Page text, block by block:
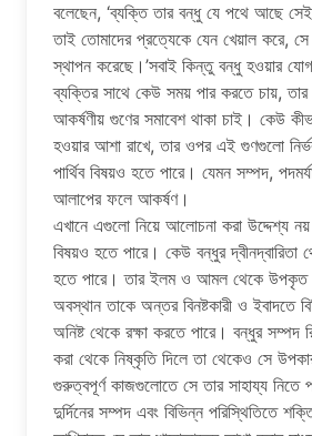
বলেছেন, ‘ব্যক্তি তার বন্ধু যে পথে আছে
তাই তোমাদের প্রত্যেকে যেন খেয়াল করে,
স্থাপন করেছে।’সবাই কিন্তু বন্ধু হওয়ার
ব্যক্তির সাথে কেউ সময় পার করতে চায়,
আকর্ষণীয় গুণের সমাবেশ থাকা চাই। কেউ
হওয়ার আশা রাখে, তার ওপর এই গুণগুলো
পার্থিব বিষয়ও হতে পারে। যেমন সম্পদ,
আলাপের ফলে আকর্ষণ।
এখানে এগুলো নিয়ে আলোচনা করা উদ্দেশ্য
বিষয়ও হতে পারে। কেউ বন্ধুর দ্বীনদ্বারিতা
হতে পারে। তার ইলম ও আমল থেকে উপকৃত
অবস্থান তাকে অন্তর বিনষ্টকারী ও ইবাদতে
অনিষ্ট থেকে রক্ষা করতে পারে। বন্ধুর সম্পদ
করা থেকে নিষ্কৃতি দিলে তা থেকেও সে
গুরুত্বপূর্ণ কাজগুলোতে সে তার সাহায্য নিতে
দুর্দিনের সম্পদ এবং বিভিন্ন পরিস্থিতিতে